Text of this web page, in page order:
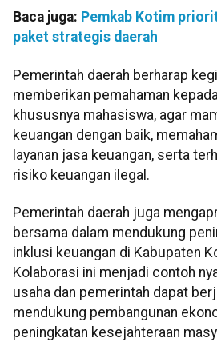
Baca juga: Pemkab Kotim
paket strategis daerah
Pemerintah daerah berharap
memberikan pemahaman
khususnya mahasiswa, agar
keuangan dengan baik,
layanan jasa keuangan, serta
risiko keuangan ilegal.
Pemerintah daerah juga
bersama dalam mendukung
inklusi keuangan di Kabupaten
Kolaborasi ini menjadi contoh
usaha dan pemerintah dapat
mendukung pembangunan
peningkatan kesejahteraan